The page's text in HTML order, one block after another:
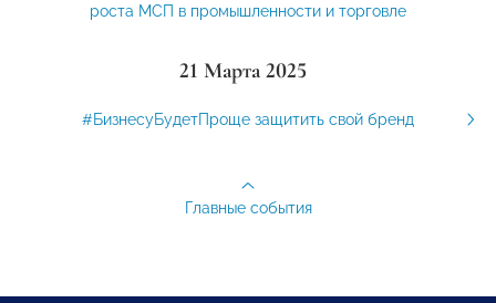
роста МСП в промышленности и торговле
21 Марта 2025
#БизнесуБудетПроще защитить свой бренд
Главные события